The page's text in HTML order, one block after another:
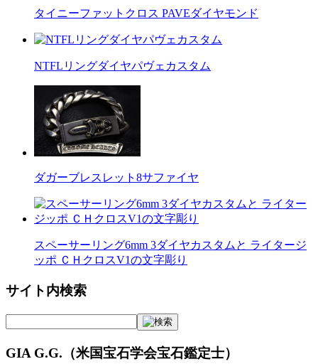
タイニーファットクロス PAVEダイヤモンド
NTFLリングダイヤパヴェカスタム
ダガーブレスレット8サファイヤ
スペーサーリング6mm 3ダイヤカスタムと ライタージ
ッポ ＣＨクロスV1の文字彫り
サイト内検索
GIA G.G.（米国宝石学会宝石鑑定士）